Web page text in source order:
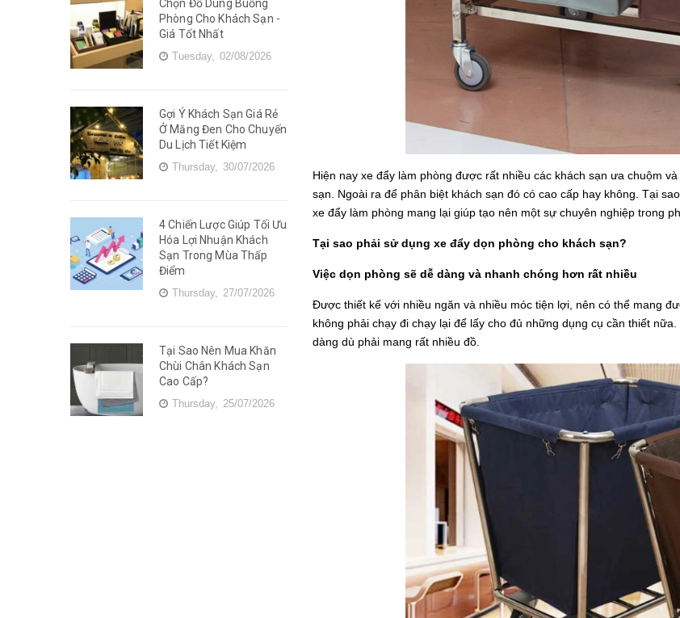
Hiện nay xe đẩy làm phòng được rất nhiều các khách sạn ưa chuộm
sạn. Ngoài ra để phân biệt khách sạn đó có cao cấp hay không. Tại
xe đẩy làm phòng mang lại giúp tạo nên một sự chuyên nghiệp trong
Tại sao phải sử dụng xe đẩy dọn phòng cho khách sạn?
Việc dọn phòng sẽ dễ dàng và nhanh chóng hơn rất nhiều
Được thiết kế với nhiều ngăn và nhiều móc tiện lợi, nên có thể mang
không phải chạy đi chạy lại để lấy cho đủ những dụng cụ cần thiết
dàng dù phải mang rất nhiều đồ.
Chọn Đồ Dùng Buồng
Phòng Cho Khách Sạn -
Giá Tốt Nhất
Tuesday, 02/08/2026
Gợi Ý Khách Sạn Giá Rẻ
Ở Măng Đen Cho Chuyến
Du Lịch Tiết Kiệm
Thursday, 30/07/2026
4 Chiến Lược Giúp Tối Ưu
Hóa Lợi Nhuận Khách
Sạn Trong Mùa Thấp
Điểm
Thursday, 27/07/2026
Tại Sao Nên Mua Khăn
Chùi Chân Khách Sạn
Cao Cấp?
Thursday, 25/07/2026